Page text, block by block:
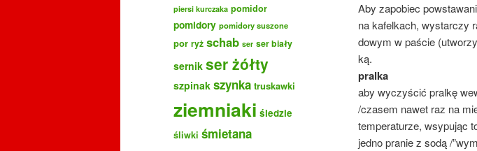
Aby za­po­biec
na ka­fel­kach, wy­star­czy
do­wym w pa­ście
ką.
pralka
aby wyczyścić pralkę
/czasem nawet raz na
temperaturze, wsypując
jedno pranie z sodą /
piersi kurczaka pomidor
pomidory pomidory suszone
por ryż schab ser ser biały
sernik ser żółty
szpinak szynka truskawki
ziemniaki śledzie
śliwki śmietana